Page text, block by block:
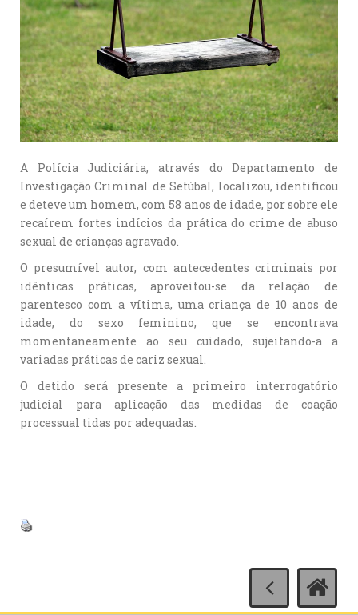
A Polícia Judiciária, através do Departamento de
Investigação Criminal de Setúbal, localizou, identificou
e deteve um homem, com 58 anos de idade, por sobre ele
recaírem fortes indícios da prática do crime de abuso
sexual de crianças agravado.
O presumível autor, com antecedentes criminais por
idênticas práticas, aproveitou-se da relação de
parentesco com a vítima, uma criança de 10 anos de
idade, do sexo feminino, que se encontrava
momentaneamente ao seu cuidado, sujeitando-a a
variadas práticas de cariz sexual.
O detido será presente a primeiro interrogatório
judicial para aplicação das medidas de coação
processual tidas por adequadas.